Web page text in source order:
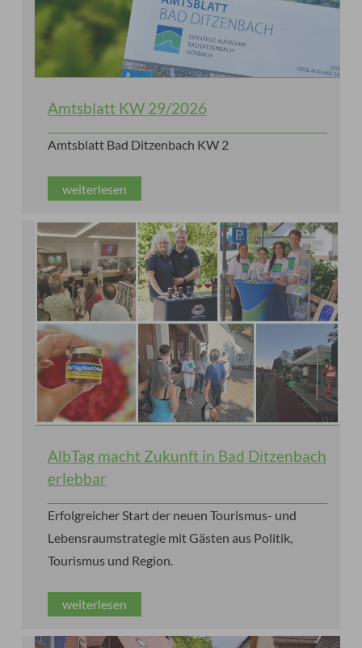
Amtsblatt KW 29/2026
Amtsblatt Bad Ditzenbach KW 2
weiterlesen
AlbTag macht Zukunft in Bad Ditzenbach
erlebbar
Erfolgreicher Start der neuen Tourismus- und
Lebensraumstrategie mit Gästen aus Politik,
Tourismus und Region.
weiterlesen